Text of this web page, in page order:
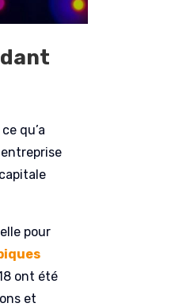
qu’a
pour
ont été
et